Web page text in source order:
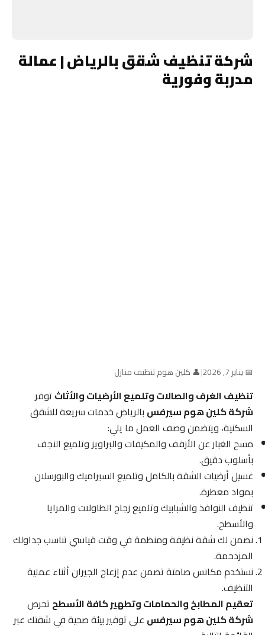
شركة تنظيف شقق بالرياض | عمالة
مدربة وفورية
📅 يناير 7, 2026 |👤 كلين هوم تنظيف منازل
تنظيف الغرف والصالات وتلميع الأرضيات والأثاثتوفر
شركة كلين هوم سيرفسبالرياض خدمات سريعة للشقق
السكنية، ويتضمن وصف العمل ما يلي:
مسح الغبار عن الأرفف والمكيفات والبراويز وتلميع النجف
بأسلوب دقيق.
غسيل أرضيات الشقة بالكامل وتلميع السيراميك والبورسلان
بمواد معطرة.
تنظيف النوافذ والشبابيك وتلميع زجاج الطاولات والمرايا
والأسطح.
نضمن لك شقة نظيفة ومنظمة في وقت قياسي تناسب جداولك
المزدحمة.
نستخدم مكانس صامتة تضمن عدم إزعاج الجيران أثناء عملية
التنظيف.
تعقيم المطابخ والحمامات وتطهير كافة الأسطحتحرص
شركة كلين هوم سيرفسعلى توفير بيئة صحية في شقتك عبر